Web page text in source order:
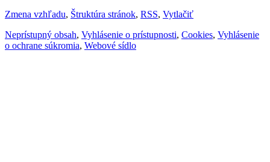
Zmena vzhľadu, Štruktúra stránok, RSS, Vytlačiť
Neprístupný obsah, Vyhlásenie o prístupnosti, Cookies, Vyhlásenie
o ochrane súkromia, Webové sídlo